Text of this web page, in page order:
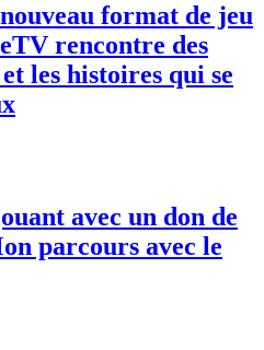
format de jeu
rencontre des
les histoires qui se
avec un don de
parcours avec le